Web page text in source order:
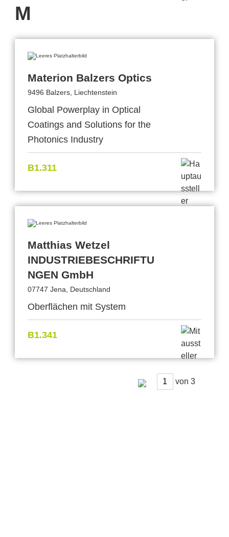
M
Materion Balzers Optics
9496 Balzers, Liechtenstein
Global Powerplay in Optical
Coatings and Solutions for the
Photonics Industry
B1.311
Matthias Wetzel
INDUSTRIEBESCHRIFTU
NGEN GmbH
07747 Jena, Deutschland
Oberflächen mit System
B1.341
von